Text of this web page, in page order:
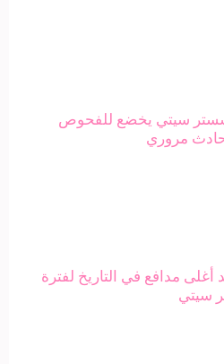
سيتي يخضع للفحوص
مروري
أغلى مدافع في التاريخ لفترة
سيتي